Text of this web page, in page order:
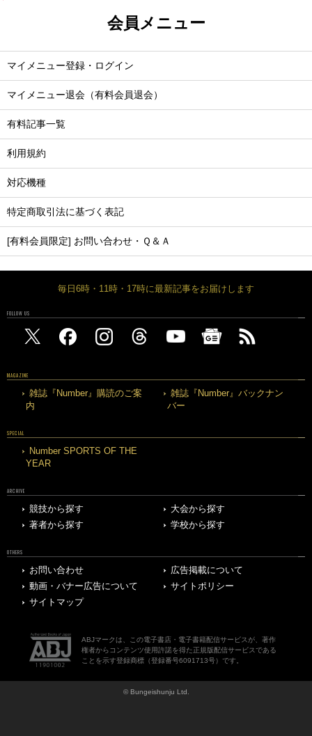
会員メニュー
マイメニュー登録・ログイン
マイメニュー退会（有料会員退会）
有料記事一覧
利用規約
対応機種
特定商取引法に基づく表記
[有料会員限定] お問い合わせ・Ｑ＆Ａ
毎日6時・11時・17時に最新記事をお届けします
FOLLOW US
MAGAZINE
雑誌『Number』購読のご案
内
雑誌『Number』バックナン
バー
SPECIAL
Number SPORTS OF THE
YEAR
ARCHIVE
競技から探す
大会から探す
著者から探す
学校から探す
OTHERS
お問い合わせ
広告掲載について
動画・バナー広告について
サイトポリシー
サイトマップ
ABJマークは、この電子書店・電子書籍配信サービスが、著作
権者からコンテンツ使用許諾を得た正規版配信サービスである
ことを示す登録商標（登録番号6091713号）です。
© Bungeishunju Ltd.